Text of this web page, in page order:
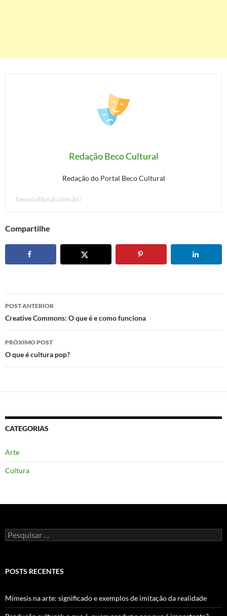
Redação Beco Cultural
Redação do Portal Beco Cultural
becocultural.com.br/
Compartilhe
Navegação
de
posts
POST ANTERIOR
Creative Commons: O que é e como funciona
PRÓXIMO POST
O que é cultura pop?
CATEGORIAS
Arte
Cultura
Pesquisar
por:
POSTS RECENTES
Mímesis na arte: significado e exemplos de imitação da realidade